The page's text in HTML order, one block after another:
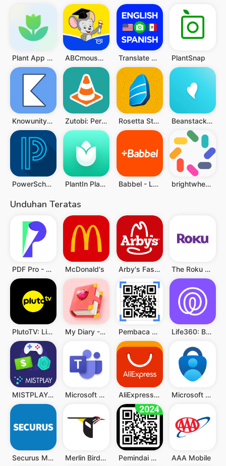
Plant App - Plant Identifier ABCmouse – Kids Learning Games Translate now Photo translator PlantSnap
Knowunity: AI Study Helper Zutobi: Permit & Driving Prep Rosetta Stone: Belajar Bahasa Beanstack Tracker
PowerSchool Mobile PlantIn Plant Identifier, Care Babbel - Learn Languages brightwheel: Childcare App
Unduhan Teratas
PDF Pro - Reader & Maker McDonald's Arby's Fast Food Sandwiches The Roku App (Official)
PlutoTV: Live TV & Free Movies My Diary - Diary With Lock Pembaca QR & Kode Batang Life360: Berbagi Lokasi
MISTPLAY: Play to Earn Money Microsoft Teams AliExpress - Shopping App Microsoft Authenticator
Securus Mobile Merlin Bird ID by Cornell Lab Pemindai QR - Barcode Scanner AAA Mobile